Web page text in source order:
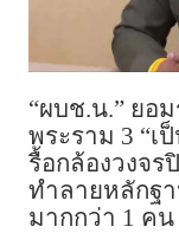
“ผบช.น.” ยอ
พระราม 3 “เ
รื้อกล้องวงจ
ทำลายหลักฐ
มากกว่า 1 คน